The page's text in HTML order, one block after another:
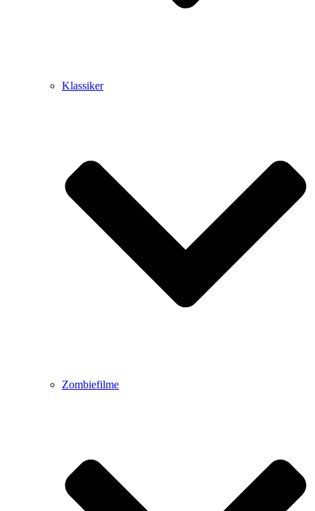
Klassiker
Zombiefilme